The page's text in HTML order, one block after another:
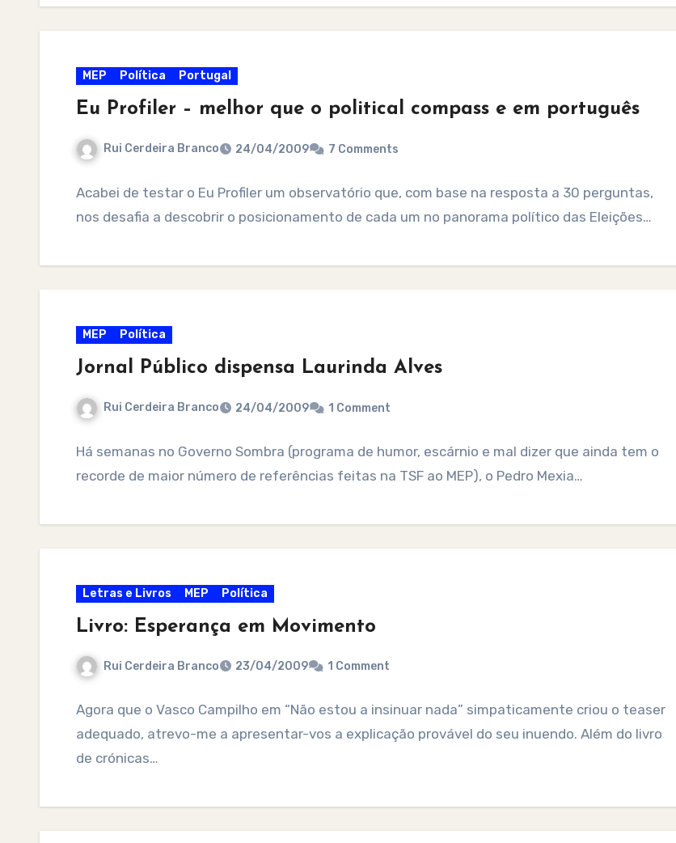
MEP Política Portugal
Eu Profiler – melhor que o political compass e em português
Rui Cerdeira Branco 24/04/2009 7 Comments
Acabei de testar o Eu Profiler um observatório que, com base na resposta a 30 perguntas,
nos desafia a descobrir o posicionamento de cada um no panorama político das Eleições…
MEP Política
Jornal Público dispensa Laurinda Alves
Rui Cerdeira Branco 24/04/2009 1 Comment
Há semanas no Governo Sombra (programa de humor, escárnio e mal dizer que ainda tem o
recorde de maior número de referências feitas na TSF ao MEP), o Pedro Mexia…
Letras e Livros MEP Política
Livro: Esperança em Movimento
Rui Cerdeira Branco 23/04/2009 1 Comment
Agora que o Vasco Campilho em “Não estou a insinuar nada” simpaticamente criou o teaser
adequado, atrevo-me a apresentar-vos a explicação provável do seu inuendo. Além do livro
de crónicas…